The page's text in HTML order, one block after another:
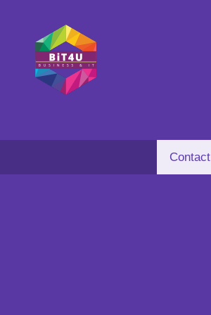
Contact